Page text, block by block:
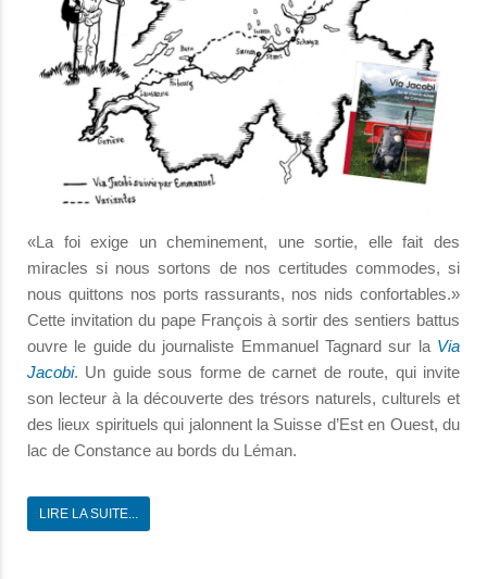
«La foi exige un cheminement, une sortie, elle fait des
miracles si nous sortons de nos certitudes commodes, si
nous quittons nos ports rassurants, nos nids confortables.»
Cette invitation du pape François à sortir des sentiers battus
ouvre le guide du journaliste Emmanuel Tagnard sur la Via
Jacobi. Un guide sous forme de carnet de route, qui invite
son lecteur à la découverte des trésors naturels, culturels et
des lieux spirituels qui jalonnent la Suisse d’Est en Ouest, du
lac de Constance au bords du Léman.
LIRE LA SUITE...